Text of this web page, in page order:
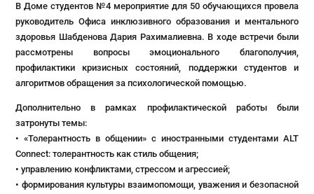
В Доме студентов №4 мероприятие для 50 обучающихся провела
руководитель Офиса инклюзивного образования и ментального
здоровья Шабденова Дария Рахималиевна. В ходе встречи были
рассмотрены вопросы эмоционального благополучия,
профилактики кризисных состояний, поддержки студентов и
алгоритмов обращения за психологической помощью.
Дополнительно в рамках профилактической работы были
затронуты темы:
• «Толерантность в общении» с иностранными студентами ALT
Connect: толерантность как стиль общения;
• управлению конфликтами, стрессом и агрессией;
• формирования культуры взаимопомощи, уважения и безопасной